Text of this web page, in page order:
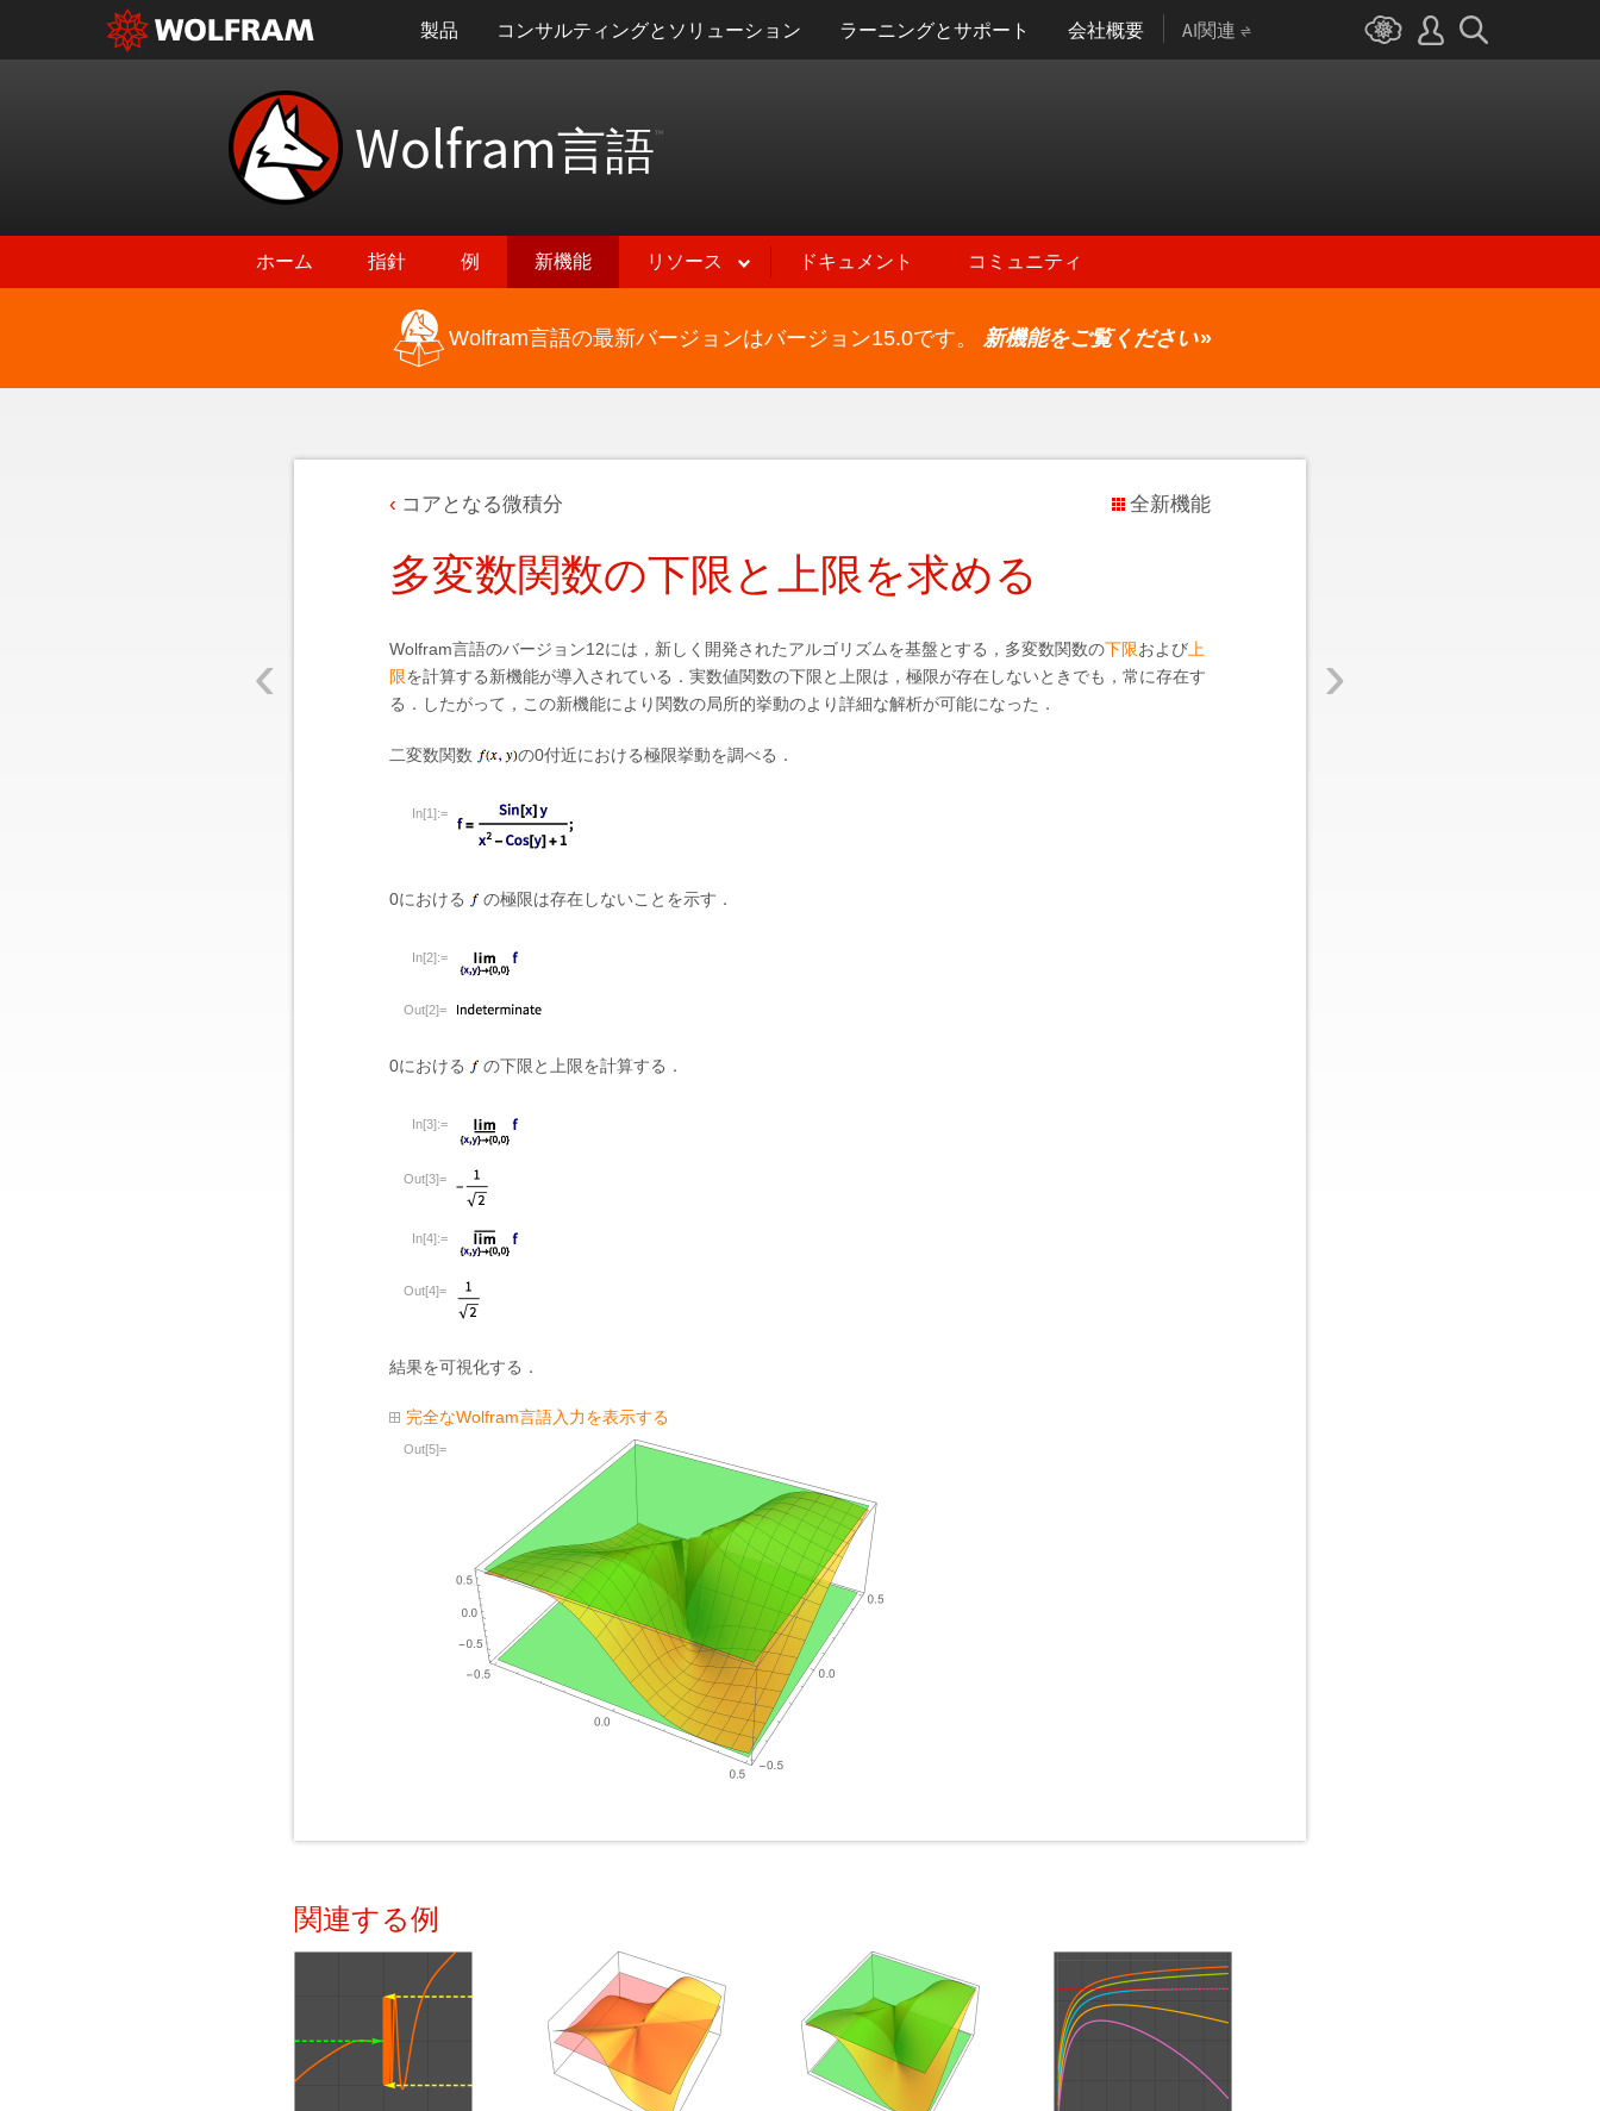
製品 コンサルティングとソリューション ラーニングとサポート 会社概要 AI関連
Wolfram言語™
ホーム 指針 例 新機能 リソース ドキュメント コミュニティ
Wolfram言語の最新バージョンはバージョン15.0です。 新機能をご覧ください»
‹ ›
コアとなる微積分 全新機能
多変数関数の下限と上限を求める
Wolfram言語のバージョン12には，新しく開発されたアルゴリズムを基盤とする，多変数関数の下限および 上
限を計算する新機能が導入されている．実数値関数の下限と上限は，極限が存在しないときでも，常に存在す
る．したがって，この新機能により関数の局所的挙動のより詳細な解析が可能になった．
二変数関数 の0付近における極限挙動を調べる．
In[1]:=
0における の極限は存在しないことを示す．
In[2]:=
Out[2]=
0における の下限と上限を計算する．
In[3]:=
Out[3]=
In[4]:=
Out[4]=
結果を可視化する．
完全なWolfram言語入力を表示する
Out[5]=
関連する例